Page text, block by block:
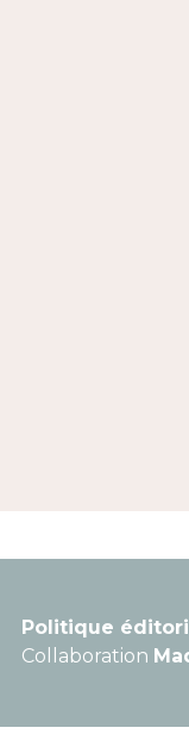
Collaboration
Politique